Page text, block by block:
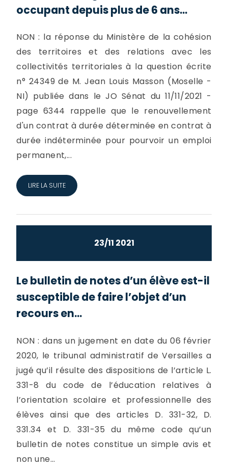
occupant depuis plus de 6 ans...
NON : la réponse du Ministère de la cohésion
des territoires et des relations avec les
collectivités territoriales à la question écrite
n° 24349 de M. Jean Louis Masson (Moselle -
NI) publiée dans le JO Sénat du 11/11/2021 -
page 6344 rappelle que le renouvellement
d'un contrat à durée déterminée en contrat à
durée indéterminée pour pourvoir un emploi
permanent,...
LIRE LA SUITE
23/11 2021
Le bulletin de notes d’un élève est-il
susceptible de faire l’objet d’un
recours en...
NON : dans un jugement en date du 06 février
2020, le tribunal administratif de Versailles a
jugé qu’il résulte des dispositions de l’article L.
331-8 du code de l’éducation relatives à
l’orientation scolaire et professionnelle des
élèves ainsi que des articles D. 331-32, D.
331.34 et D. 331-35 du même code qu’un
bulletin de notes constitue un simple avis et
non une...